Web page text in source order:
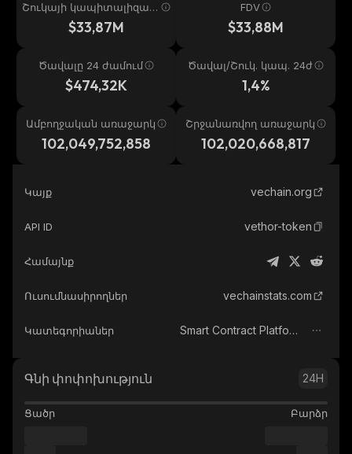
Շուկայի կապիտալիզաց
$33,87M
FDV
$33,88M
Ծավալը 24 ժամում
$474,32K
Ծավալ/Շուկ. կապ. 24ժ
1,4%
Ամբողջական առաջարկ
102,049,752,858
Շրջանառվող առաջարկ
102,020,668,817
Կայք vechain.org
API ID vethor-token
Համայնք
Ուսումնասիրողներ vechainstats.com
Կատեգորիաներ Smart Contract Platform
Գնի փոփոխություն 24H
Ցածր Բարձր